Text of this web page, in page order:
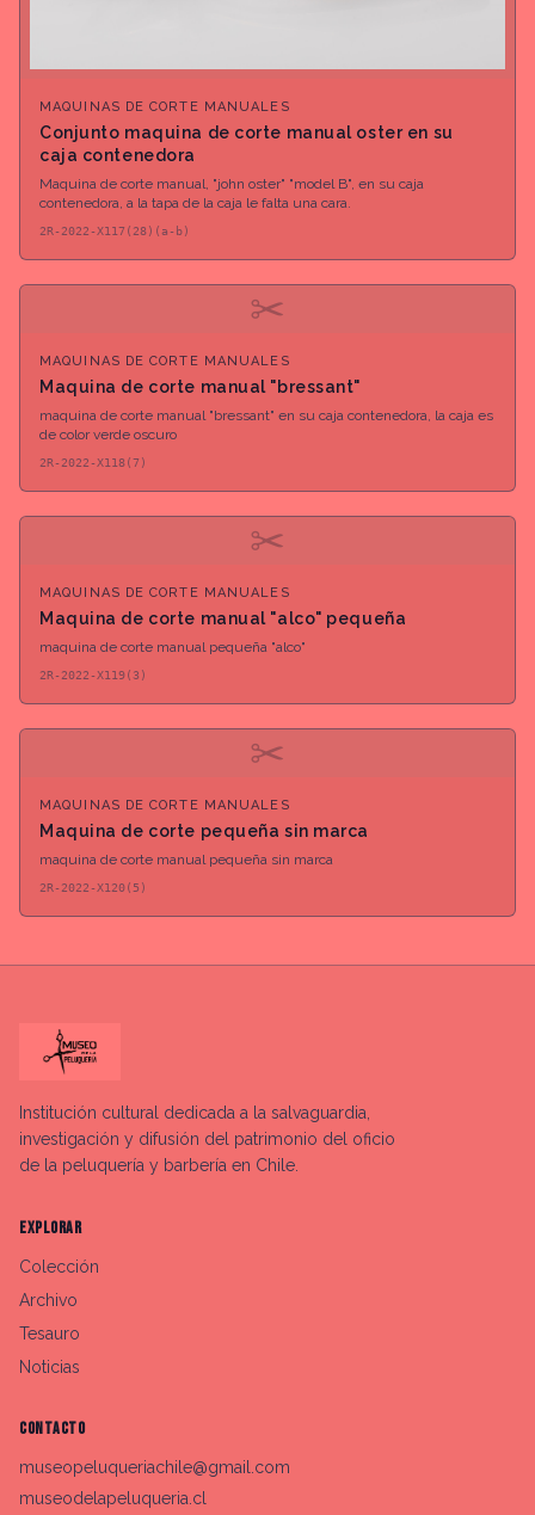
MAQUINAS DE CORTE MANUALES
Conjunto maquina de corte manual oster en su
caja contenedora
Maquina de corte manual, "john oster" "model B", en su caja
contenedora, a la tapa de la caja le falta una cara.
2R-2022-X117(28)(a-b)
✂
MAQUINAS DE CORTE MANUALES
Maquina de corte manual "bressant"
maquina de corte manual "bressant" en su caja contenedora, la caja es
de color verde oscuro
2R-2022-X118(7)
✂
MAQUINAS DE CORTE MANUALES
Maquina de corte manual "alco" pequeña
maquina de corte manual pequeña "alco"
2R-2022-X119(3)
✂
MAQUINAS DE CORTE MANUALES
Maquina de corte pequeña sin marca
maquina de corte manual pequeña sin marca
2R-2022-X120(5)
Institución cultural dedicada a la salvaguardia,
investigación y difusión del patrimonio del oficio
de la peluquería y barbería en Chile.
EXPLORAR
Colección
Archivo
Tesauro
Noticias
CONTACTO
museopeluqueriachile@gmail.com
museodelapeluqueria.cl